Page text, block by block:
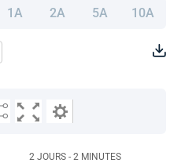
1A 2A 5A 10A
2 JOURS - 2 MINUTES